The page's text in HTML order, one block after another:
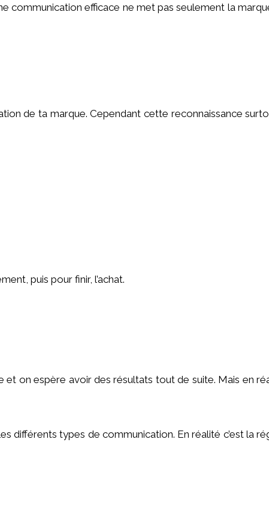
efficace ne met pas seulement la
de ta marque. Cependant cette reconnaissance
puis pour finir, l’achat.
on espère avoir des résultats tout de suite. Mais en
différents types de communication. En réalité c’est la